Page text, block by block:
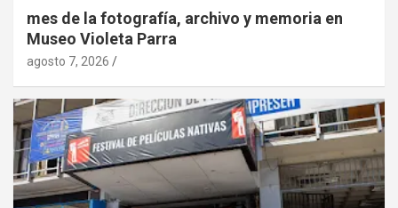
mes de la fotografía, archivo y memoria en
Museo Violeta Parra
agosto 7, 2026